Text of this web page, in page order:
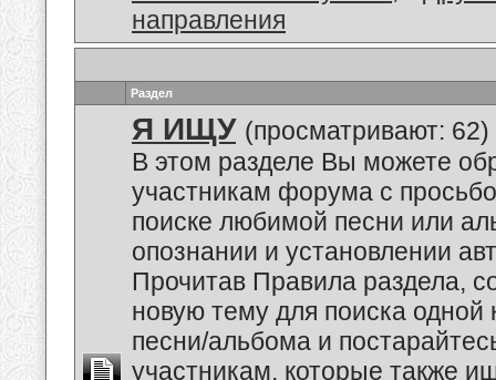
направления
Раздел
Я ИЩУ (просматривают: 62)
В этом разделе Вы можете
участникам форума с
поиске любимой песни или
опознании и установлении
Прочитав Правила раздела,
новую тему для поиска одной
песни/альбома и
участникам, которые также